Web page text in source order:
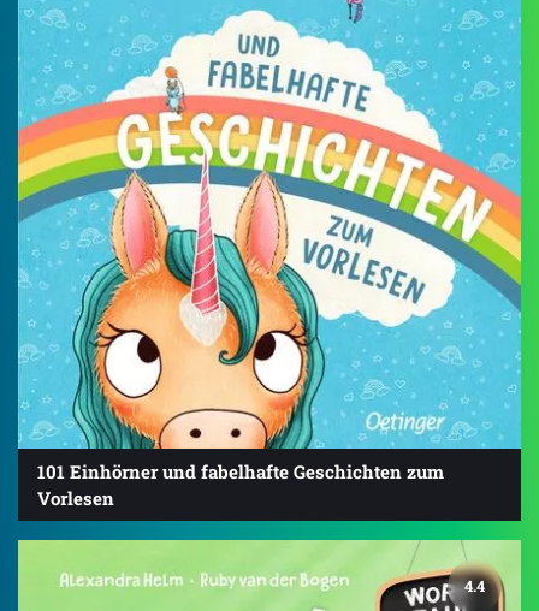
101 Einhörner und fabelhafte Geschichten zum
Vorlesen
4.4